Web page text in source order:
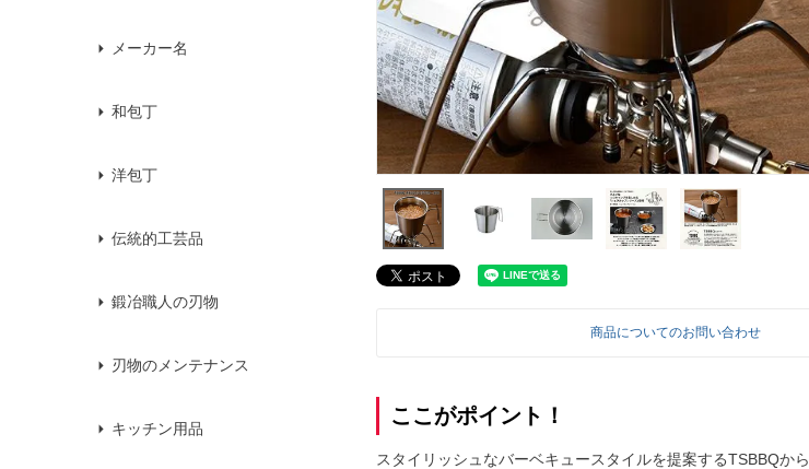
メーカー名
和包丁
洋包丁
伝統的工芸品
鍛冶職人の刃物
刃物のメンテナンス
キッチン用品
商品についてのお問い合わせ
ここがポイント！
スタイリッシュなバーベキュースタイルを提案するTSBBQから